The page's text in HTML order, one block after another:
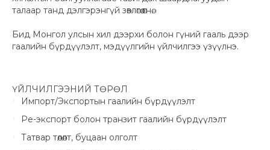
талаар танд дэлгэрэнгүй зөвлөгөө өгнө.
Бид Монгол улсын хил дээрхи болон гүний гааль дээр
гаалийн бүрдүүлэлт, мэдүүлгийн үйлчилгээ үзүүлнэ.
ҮЙЛЧИЛГЭЭНИЙ ТӨРӨЛ
Импорт/Экспортын гаалийн бүрдүүлэлт
Ре-экспорт болон транзит гаалийн бүрдүүлэлт
Татвар төлөлт, буцаан олголт